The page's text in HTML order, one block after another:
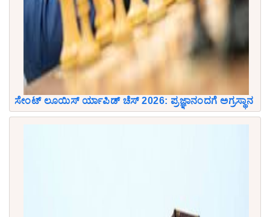
ಸೇಂಟ್ ಲೂಯಿಸ್ ರ್ಯಾಪಿಡ್ ಚೆಸ್ 2026: ಪ್ರಜ್ಞಾನಂದಗೆ ಅಗ್ರಸ್ಥಾನ